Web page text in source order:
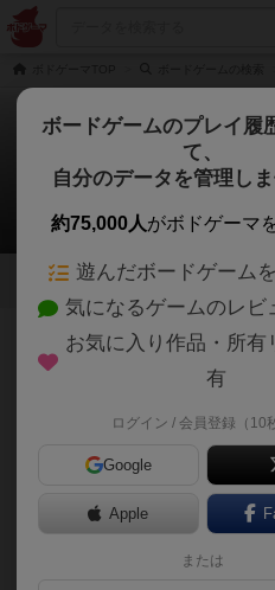
イーオン
ビッチュウさ
14 1
769名 1名 0 5年
いきなりボス戦！
戦いながらレベル
ボードゲームのプレイ履
て、
自分のデータを管理し
約75,000人がボドゲーマ
遊んだボードゲーム
気になるゲームのレビ
お気に入り作品・所有
有
ログイン / 会員登録（10
Google
Apple
または